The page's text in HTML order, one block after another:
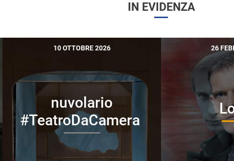
IN EVIDENZA
10 OTTOBRE 2026
nuvolario
#TeatroDaCamera
26